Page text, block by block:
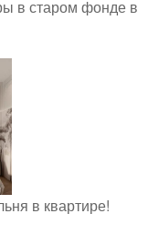
в старом фонде в
в квартире!